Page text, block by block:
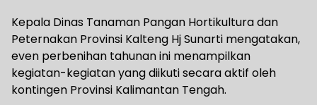
Kepala Dinas Tanaman Pangan Hortikultura dan
Peternakan Provinsi Kalteng Hj Sunarti mengatakan,
even perbenihan tahunan ini menampilkan
kegiatan-kegiatan yang diikuti secara aktif oleh
kontingen Provinsi Kalimantan Tengah.